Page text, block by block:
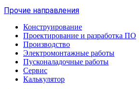
Прочие направления
Конструирование
Проектирование и разработка ПО
Производство
Электромонтажные работы
Пусконаладочные работы
Сервис
Калькулятор